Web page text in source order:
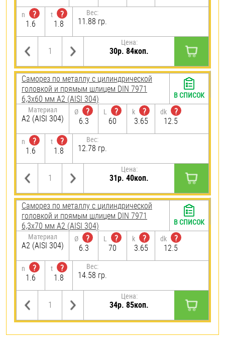
n
?
1.6
t
?
1.8
Вес:
11.88 гр.
Цена:
30р. 84коп.
Саморез по металлу с цилиндрической
головкой и прямым шлицем DIN 7971
6,3х60 мм А2 (AISI 304)
Материал
А2 (AISI 304)
Ø
?
6.3
L
?
60
k
?
3.65
dk
?
12.5
n
?
1.6
t
?
1.8
Вес:
12.78 гр.
Цена:
31р. 40коп.
В СПИСОК
Саморез по металлу с цилиндрической
головкой и прямым шлицем DIN 7971
6,3х70 мм А2 (AISI 304)
Материал
А2 (AISI 304)
Ø
?
6.3
L
?
70
k
?
3.65
dk
?
12.5
n
?
1.6
t
?
1.8
Вес:
14.58 гр.
Цена:
34р. 85коп.
В СПИСОК